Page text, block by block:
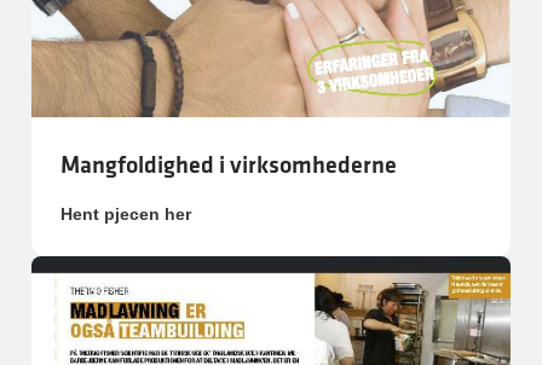
Mangfoldighed i virksomhederne
Hent pjecen her